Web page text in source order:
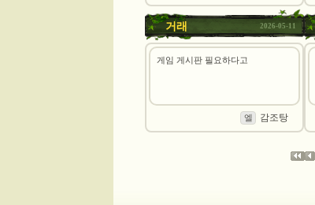
거래
게임 게시판 필요하다고
엘 감조탕
2026-05-11